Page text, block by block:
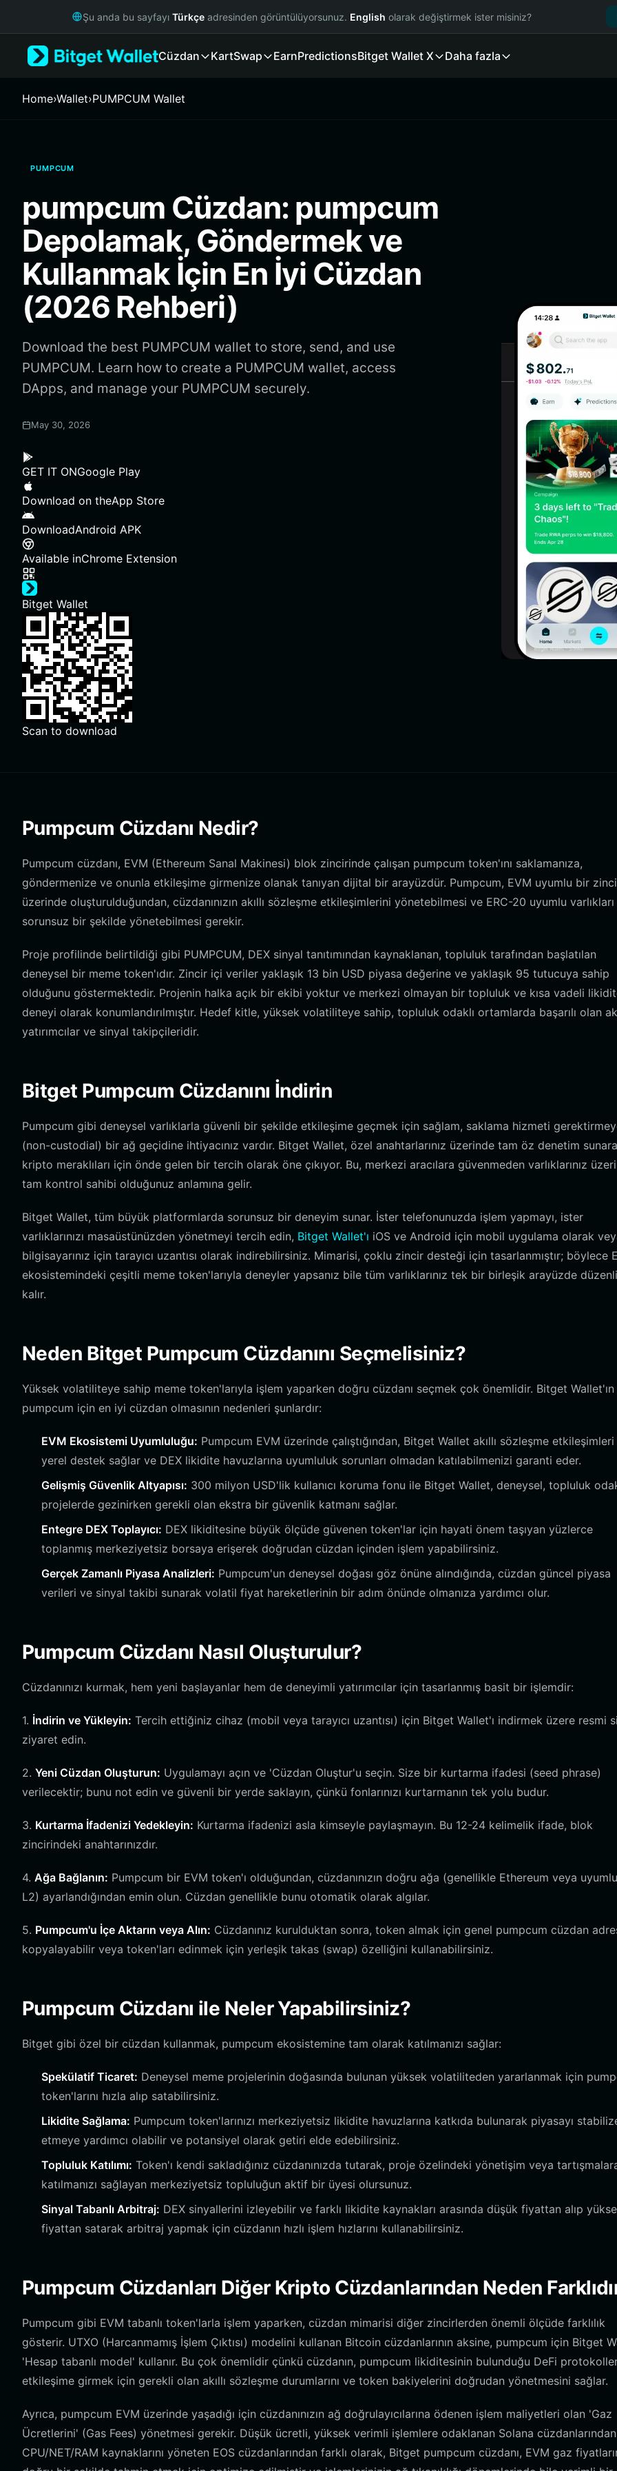
Русский
Italiano
繁體中文
Bahasa Indonesia
ภาษาไทย
Español
Português (Brasil)
Español (Argentina)
Şu anda bu sayfayı Türkçe adresinden görüntülüyorsunuz. English olarak değiştirmek ister misiniz?
Cüzdan KartSwap EarnPredictionsBitget Wallet X Daha fazla
Home›Wallet›PUMPCUM Wallet
PUMPCUM
pumpcum Cüzdan: pumpcum
Depolamak, Göndermek ve
Kullanmak İçin En İyi Cüzdan
(2026 Rehberi)
Download the best PUMPCUM wallet to store, send, and use
PUMPCUM. Learn how to create a PUMPCUM wallet, access
DApps, and manage your PUMPCUM securely.
May 30, 2026
GET IT ONGoogle Play
Download on theApp Store
DownloadAndroid APK
Available inChrome Extension
Bitget Wallet
Scan to download
Pumpcum Cüzdanı Nedir?
Pumpcum cüzdanı, EVM (Ethereum Sanal Makinesi) blok zincirinde çalışan pumpcum token'ını saklamanıza,
göndermenize ve onunla etkileşime girmenize olanak tanıyan dijital bir arayüzdür. Pumpcum, EVM uyumlu bir
üzerinde oluşturulduğundan, cüzdanınızın akıllı sözleşme etkileşimlerini yönetebilmesi ve ERC-20 uyumlu varlıkları
sorunsuz bir şekilde yönetebilmesi gerekir.
Proje profilinde belirtildiği gibi PUMPCUM, DEX sinyal tanıtımından kaynaklanan, topluluk tarafından başlatılan
deneysel bir meme token'ıdır. Zincir içi veriler yaklaşık 13 bin USD piyasa değerine ve yaklaşık 95 tutucuya sahip
olduğunu göstermektedir. Projenin halka açık bir ekibi yoktur ve merkezi olmayan bir topluluk ve kısa vadeli
deneyi olarak konumlandırılmıştır. Hedef kitle, yüksek volatiliteye sahip, topluluk odaklı ortamlarda başarılı olan
yatırımcılar ve sinyal takipçileridir.
Bitget Pumpcum Cüzdanını İndirin
Pumpcum gibi deneysel varlıklarla güvenli bir şekilde etkileşime geçmek için sağlam, saklama hizmeti
(non-custodial) bir ağ geçidine ihtiyacınız vardır. Bitget Wallet, özel anahtarlarınız üzerinde tam öz denetim
kripto meraklıları için önde gelen bir tercih olarak öne çıkıyor. Bu, merkezi aracılara güvenmeden varlıklarınız
tam kontrol sahibi olduğunuz anlamına gelir.
Bitget Wallet, tüm büyük platformlarda sorunsuz bir deneyim sunar. İster telefonunuzda işlem yapmayı, ister
varlıklarınızı masaüstünüzden yönetmeyi tercih edin, Bitget Wallet'ı iOS ve Android için mobil uygulama olarak
bilgisayarınız için tarayıcı uzantısı olarak indirebilirsiniz. Mimarisi, çoklu zincir desteği için tasarlanmıştır; böylece
ekosistemindeki çeşitli meme token'larıyla deneyler yapsanız bile tüm varlıklarınız tek bir birleşik arayüzde düzenli
kalır.
Neden Bitget Pumpcum Cüzdanını Seçmelisiniz?
Yüksek volatiliteye sahip meme token'larıyla işlem yaparken doğru cüzdanı seçmek çok önemlidir. Bitget Wallet'ın
pumpcum için en iyi cüzdan olmasının nedenleri şunlardır:
EVM Ekosistemi Uyumluluğu: Pumpcum EVM üzerinde çalıştığından, Bitget Wallet akıllı sözleşme
yerel destek sağlar ve DEX likidite havuzlarına uyumluluk sorunları olmadan katılabilmenizi garanti eder.
Gelişmiş Güvenlik Altyapısı: 300 milyon USD'lik kullanıcı koruma fonu ile Bitget Wallet, deneysel, topluluk
projelerde gezinirken gerekli olan ekstra bir güvenlik katmanı sağlar.
Entegre DEX Toplayıcı: DEX likiditesine büyük ölçüde güvenen token'lar için hayati önem taşıyan yüzlerce
toplanmış merkeziyetsiz borsaya erişerek doğrudan cüzdan içinden işlem yapabilirsiniz.
Gerçek Zamanlı Piyasa Analizleri: Pumpcum'un deneysel doğası göz önüne alındığında, cüzdan güncel piyasa
verileri ve sinyal takibi sunarak volatil fiyat hareketlerinin bir adım önünde olmanıza yardımcı olur.
Pumpcum Cüzdanı Nasıl Oluşturulur?
Cüzdanınızı kurmak, hem yeni başlayanlar hem de deneyimli yatırımcılar için tasarlanmış basit bir işlemdir:
1. İndirin ve Yükleyin: Tercih ettiğiniz cihaz (mobil veya tarayıcı uzantısı) için Bitget Wallet'ı indirmek üzere resmi
ziyaret edin.
2. Yeni Cüzdan Oluşturun: Uygulamayı açın ve 'Cüzdan Oluştur'u seçin. Size bir kurtarma ifadesi (seed phrase)
verilecektir; bunu not edin ve güvenli bir yerde saklayın, çünkü fonlarınızı kurtarmanın tek yolu budur.
3. Kurtarma İfadenizi Yedekleyin: Kurtarma ifadenizi asla kimseyle paylaşmayın. Bu 12-24 kelimelik ifade, blok
zincirindeki anahtarınızdır.
4. Ağa Bağlanın: Pumpcum bir EVM token'ı olduğundan, cüzdanınızın doğru ağa (genellikle Ethereum veya
L2) ayarlandığından emin olun. Cüzdan genellikle bunu otomatik olarak algılar.
5. Pumpcum'u İçe Aktarın veya Alın: Cüzdanınız kurulduktan sonra, token almak için genel pumpcum cüzdan
kopyalayabilir veya token'ları edinmek için yerleşik takas (swap) özelliğini kullanabilirsiniz.
Pumpcum Cüzdanı ile Neler Yapabilirsiniz?
Bitget gibi özel bir cüzdan kullanmak, pumpcum ekosistemine tam olarak katılmanızı sağlar:
Spekülatif Ticaret: Deneysel meme projelerinin doğasında bulunan yüksek volatiliteden yararlanmak için
token'larını hızla alıp satabilirsiniz.
Likidite Sağlama: Pumpcum token'larınızı merkeziyetsiz likidite havuzlarına katkıda bulunarak piyasayı
etmeye yardımcı olabilir ve potansiyel olarak getiri elde edebilirsiniz.
Topluluk Katılımı: Token'ı kendi sakladığınız cüzdanınızda tutarak, proje özelindeki yönetişim veya
katılmanızı sağlayan merkeziyetsiz topluluğun aktif bir üyesi olursunuz.
Sinyal Tabanlı Arbitraj: DEX sinyallerini izleyebilir ve farklı likidite kaynakları arasında düşük fiyattan alıp
fiyattan satarak arbitraj yapmak için cüzdanın hızlı işlem hızlarını kullanabilirsiniz.
Pumpcum Cüzdanları Diğer Kripto Cüzdanlarından Neden
Pumpcum gibi EVM tabanlı token'larla işlem yaparken, cüzdan mimarisi diğer zincirlerden önemli ölçüde farklılık
gösterir. UTXO (Harcanmamış İşlem Çıktısı) modelini kullanan Bitcoin cüzdanlarının aksine, pumpcum için Bitget
'Hesap tabanlı model' kullanır. Bu çok önemlidir çünkü cüzdanın, pumpcum likiditesinin bulunduğu DeFi
etkileşime girmek için gerekli olan akıllı sözleşme durumlarını ve token bakiyelerini doğrudan yönetmesini sağlar.
Ayrıca, pumpcum EVM üzerinde yaşadığı için cüzdanınızın ağ doğrulayıcılarına ödenen işlem maliyetleri olan 'Gaz
Ücretlerini' (Gas Fees) yönetmesi gerekir. Düşük ücretli, yüksek verimli işlemlere odaklanan Solana
CPU/NET/RAM kaynaklarını yöneten EOS cüzdanlarından farklı olarak, Bitget pumpcum cüzdanı, EVM gaz